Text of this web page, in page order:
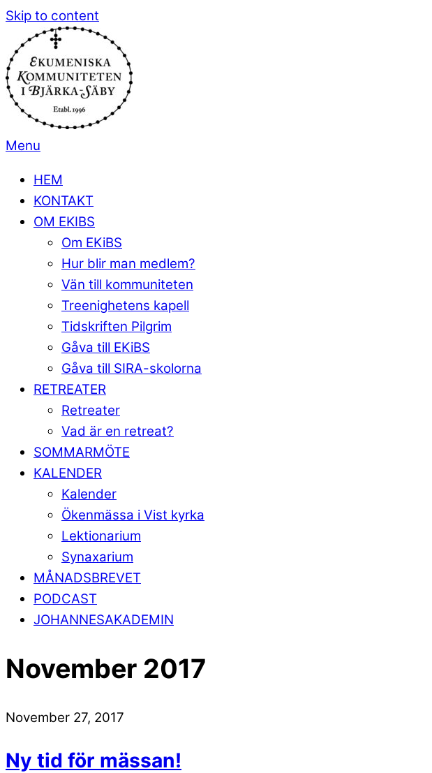
Skip to content
Menu
HEM
KONTAKT
OM EKIBS
Om EKiBS
Hur blir man medlem?
Vän till kommuniteten
Treenighetens kapell
Tidskriften Pilgrim
Gåva till EKiBS
Gåva till SIRA-skolorna
RETREATER
Retreater
Vad är en retreat?
SOMMARMÖTE
KALENDER
Kalender
Ökenmässa i Vist kyrka
Lektionarium
Synaxarium
MÅNADSBREVET
PODCAST
JOHANNESAKADEMIN
November 2017
November 27, 2017
Ny tid för mässan!